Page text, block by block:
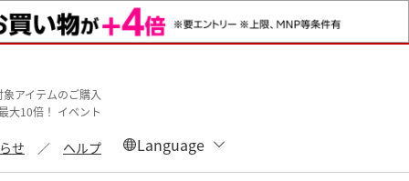
アイテムのご購入
大10倍！ イベント
せ ヘルプ